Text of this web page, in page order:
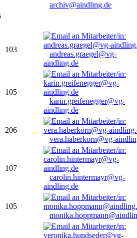
archiv@aindling.de
103
andreas.graegel@vg-
aindling.de
105
karin.greifenegger@vg-
aindling.de
206
vera.haberkorn@vg-
107
carolin.hintermayr@vg-
aindling.de
105